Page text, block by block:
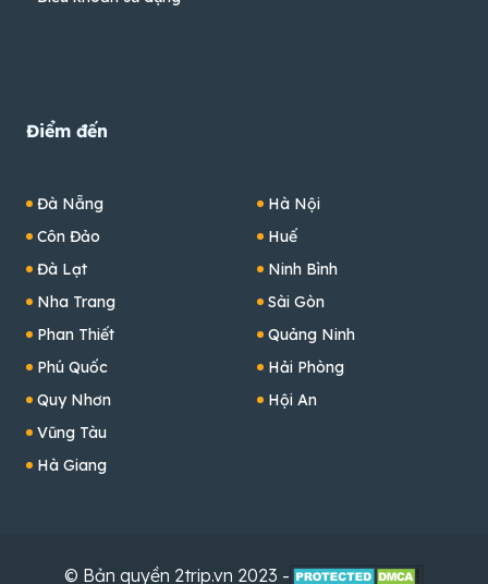
Điểm đến
Đà Nẵng
Côn Đảo
Đà Lạt
Nha Trang
Phan Thiết
Phú Quốc
Quy Nhơn
Vũng Tàu
Hà Giang
Hà Nội
Huế
Ninh Bình
Sài Gòn
Quảng Ninh
Hải Phòng
Hội An
© Bản quyền 2trip.vn 2023 -